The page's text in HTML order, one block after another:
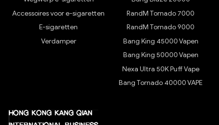
Accessoires voor e-sigaretten
E-sigaretten
Verdamper
RandM Tornado 7000
RandM Tornado 9000
Bang King 45000 Vapen
Bang King 50000 Vapen
Nexa Ultra 50K Puff Vape
Bang Tornado 40000 VAPE